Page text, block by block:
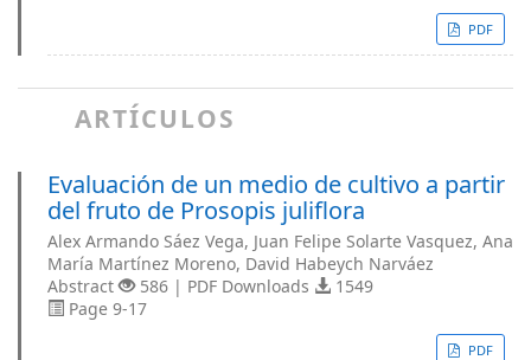
PDF
ARTÍCULOS
Evaluación de un medio de cultivo a partir
del fruto de Prosopis juliflora
Alex Armando Sáez Vega, Juan Felipe Solarte Vasquez, Ana
María Martínez Moreno, David Habeych Narváez
Abstract
586 | PDF Downloads
1549
Page 9-17
PDF